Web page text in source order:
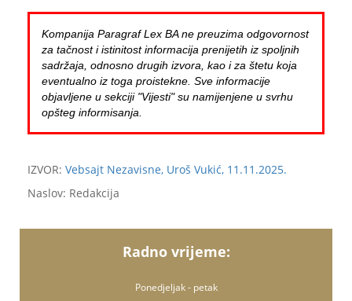
Kompanija Paragraf Lex BA ne preuzima odgovornost
za tačnost i istinitost informacija prenijetih iz spoljnih
sadržaja, odnosno drugih izvora, kao i za štetu koja
eventualno iz toga proistekne. Sve informacije
objavljene u sekciji "Vijesti" su namijenjene u svrhu
opšteg informisanja.
IZVOR: Vebsajt Nezavisne, Uroš Vukić, 11.11.2025.
Naslov: Redakcija
Radno vrijeme:
Ponedjeljak - petak